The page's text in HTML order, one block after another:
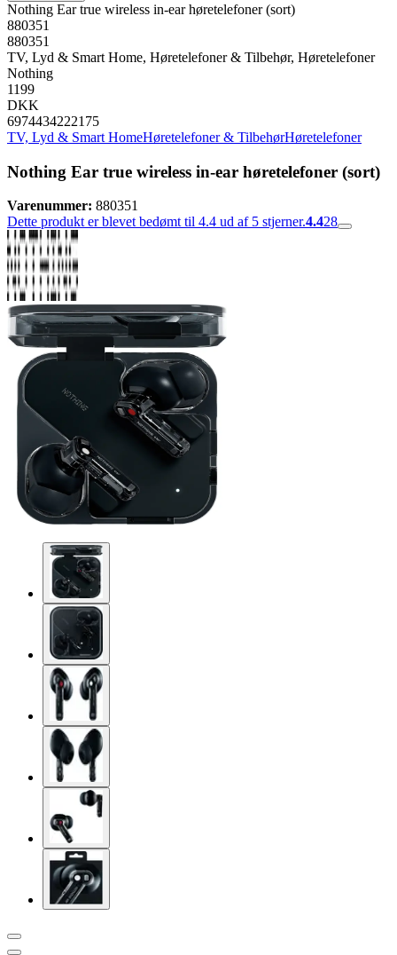
Nothing Ear true wireless in-ear høretelefoner (sort)
880351
880351
TV, Lyd & Smart Home, Høretelefoner & Tilbehør, Høretelefoner
Nothing
1199
DKK
6974434222175
TV, Lyd & Smart HomeHøretelefoner & TilbehørHøretelefoner
Nothing Ear true wireless in-ear høretelefoner (sort)
Varenummer: 880351
Dette produkt er blevet bedømt til 4.4 ud af 5 stjerner.4.428